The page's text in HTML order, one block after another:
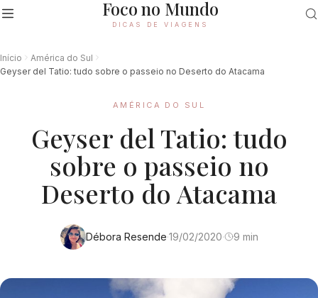
Foco no Mundo
DICAS DE VIAGENS
Início
América do Sul
Geyser del Tatio: tudo sobre o passeio no Deserto do Atacama
AMÉRICA DO SUL
Geyser del Tatio: tudo
sobre o passeio no
Deserto do Atacama
Débora Resende·19/02/2020· 9 min